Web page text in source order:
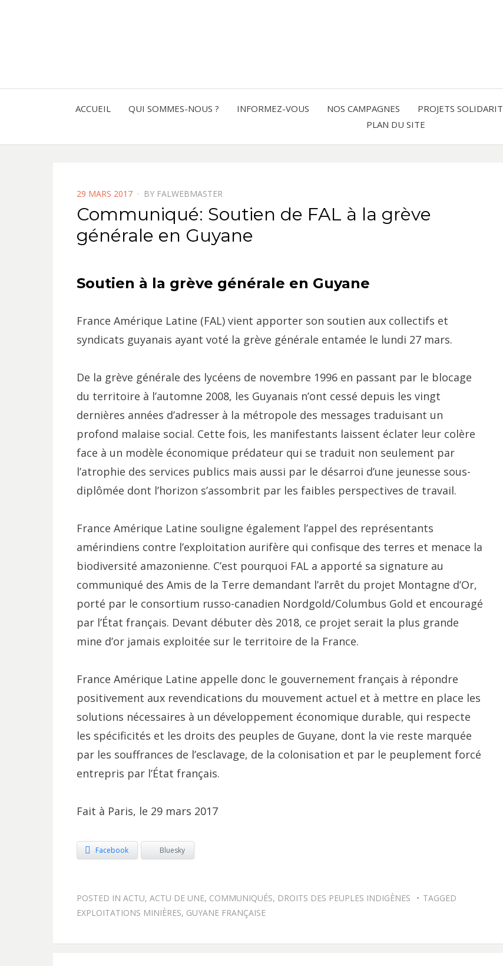
ACCUEIL QUI SOMMES-NOUS ? INFORMEZ-VOUS NOS CAMPAGNES PROJETS
PLAN DU SITE
POSTED
ON
29 MARS 2017 BY FALWEBMASTER
Communiqué: Soutien de FAL à la grève
générale en Guyane
Soutien à la grève générale en Guyane
France Amérique Latine (FAL) vient apporter son soutien aux collectifs et
syndicats guyanais ayant voté la grève générale entamée le lundi 27 mars.
De la grève générale des lycéens de novembre 1996 en passant par le blocage
du territoire à l’automne 2008, les Guyanais n’ont cessé depuis les vingt
dernières années d’adresser à la métropole des messages traduisant un
profond malaise social. Cette fois, les manifestants laissent éclater leur colère
face à un modèle économique prédateur qui se traduit non seulement par
l’atrophie des services publics mais aussi par le désarroi d’une jeunesse sous-
diplômée dont l’horizon s’assombrit par les faibles perspectives de travail.
France Amérique Latine souligne également l’appel des représentants
amérindiens contre l’exploitation aurifère qui confisque des terres et menace la
biodiversité amazonienne. C’est pourquoi FAL a apporté sa signature au
communiqué des Amis de la Terre demandant l’arrêt du projet Montagne d’Or,
porté par le consortium russo-canadien Nordgold/Columbus Gold et encouragé
par l’État français. Devant débuter dès 2018, ce projet serait la plus grande
mine d’or jamais exploitée sur le territoire de la France.
France Amérique Latine appelle donc le gouvernement français à répondre
positivement aux revendications du mouvement actuel et à mettre en place les
solutions nécessaires à un développement économique durable, qui respecte
les spécificités et les droits des peuples de Guyane, dont la vie reste marquée
par les souffrances de l’esclavage, de la colonisation et par le peuplement forcé
entrepris par l’État français.
Fait à Paris, le 29 mars 2017
Facebook Bluesky
POSTED IN ACTU, ACTU DE UNE, COMMUNIQUÉS, DROITS DES PEUPLES INDIGÈNES
TAGGED
EXPLOITATIONS MINIÈRES, GUYANE FRANÇAISE